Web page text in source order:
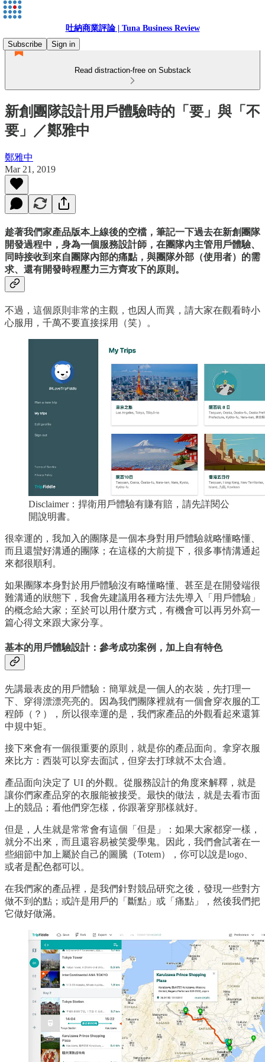
吐納商業評論 | Tuna Business Review
Subscribe
Sign in
Read distraction-free on Substack
新創團隊設計用戶體驗時的「要」與「不
要」／鄭雅中
鄭雅中
Mar 21, 2019
趁著我們家產品版本上線後的空檔，筆記一下過去在新創團隊
開發過程中，身為一個服務設計師，在團隊內主管用戶體驗、
同時接收到來自團隊內部的痛點，與團隊外部（使用者）的需
求、還有開發時程壓力三方齊攻下的原則。
不過，這個原則非常的主觀，也因人而異，請大家在觀看時小
心服用，千萬不要直接採用（笑）。
Disclaimer：捍衛用戶體驗有賺有賠，請先詳閱公
開說明書。
很幸運的，我加入的團隊是一個本身對用戶體驗就略懂略懂、
而且還蠻好溝通的團隊；在這樣的大前提下，很多事情溝通起
來都很順利。
如果團隊本身對於用戶體驗沒有略懂略懂、甚至是在開發端很
難溝通的狀態下，我會先建議用各種方法先導入「用戶體驗」
的概念給大家；至於可以用什麼方式，有機會可以再另外寫一
篇心得文來跟大家分享。
基本的用戶體驗設計：參考成功案例，加上自有特色
先講最表皮的用戶體驗：簡單就是一個人的衣裝，先打理一
下、穿得漂漂亮亮的。因為我們團隊裡就有一個會穿衣服的工
程師（？），所以很幸運的是，我們家產品的外觀看起來還算
中規中矩。
接下來會有一個很重要的原則，就是你的產品面向。拿穿衣服
來比方：西裝可以穿去面試，但穿去打球就不太合適。
產品面向決定了 UI 的外觀。從服務設計的角度來解釋，就是
讓你們家產品穿的衣服能被接受。最快的做法，就是去看市面
上的競品；看他們穿怎樣，你跟著穿那樣就好。
但是，人生就是常常會有這個「但是」：如果大家都穿一樣，
就分不出來，而且還容易被笑愛學鬼。因此，我們會試著在一
些細節中加上屬於自己的圖騰（Totem），你可以說是logo、
或者是配色都可以。
在我們家的產品裡，是我們針對競品研究之後，發現一些對方
做不到的點；或許是用戶的「斷點」或「痛點」，然後我們把
它做好做滿。